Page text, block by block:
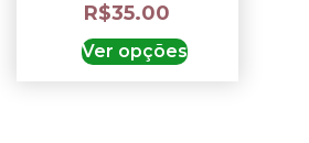
R$35.00
Ver opções